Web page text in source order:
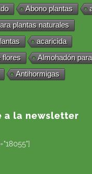
Abono plantas
plantas naturales
acaricida
flores
Almohadón
Antihormigas
a la newsletter